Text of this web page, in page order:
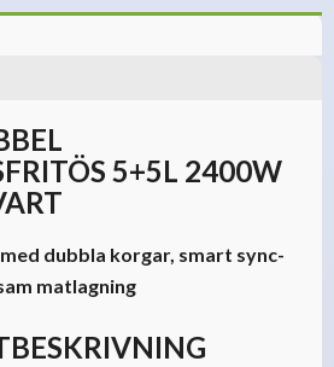
5+5L 2400W
dubbla korgar, smart sync-
matlagning